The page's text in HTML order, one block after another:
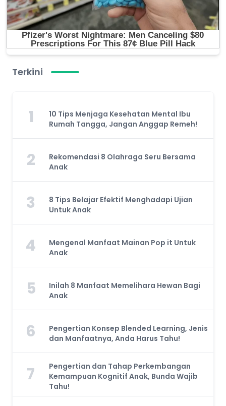
Terkini
1
10 Tips Menjaga Kesehatan Mental Ibu
Rumah Tangga, Jangan Anggap Remeh!
2
Rekomendasi 8 Olahraga Seru Bersama
Anak
3
8 Tips Belajar Efektif Menghadapi Ujian
Untuk Anak
4
Mengenal Manfaat Mainan Pop it Untuk
Anak
5
Inilah 8 Manfaat Memelihara Hewan Bagi
Anak
6
Pengertian Konsep Blended Learning, Jenis
dan Manfaatnya, Anda Harus Tahu!
7
Pengertian dan Tahap Perkembangan
Kemampuan Kognitif Anak, Bunda Wajib
Tahu!